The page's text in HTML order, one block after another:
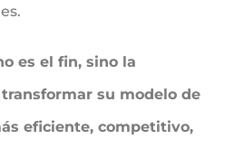
es el fin, sino la
su modelo de
eficiente, competitivo,